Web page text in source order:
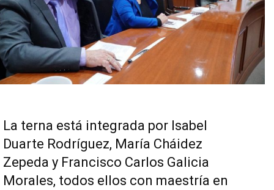
La terna está integrada por Isabel
Duarte Rodríguez, María Cháidez
Zepeda y Francisco Carlos Galicia
Morales, todos ellos con maestría en